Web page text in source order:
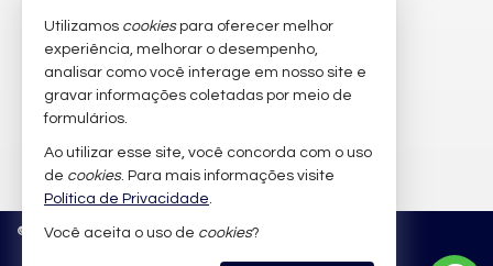
indicadores financeiros
cadastre seu imóvel
imóveis favoritos
mapa de imóveis
© 2026 CRECI/SC 6.388-J Política de Privacidade
Utilizamos cookiespara oferecer melhor
experiência, melhorar o desempenho,
analisar como você interage em nosso site e
gravar informações coletadas por meio de
formulários.
Ao utilizar esse site, você concorda com o uso
de cookies. Para mais informações visite
Política de Privacidade.
Você aceita o uso de cookies?